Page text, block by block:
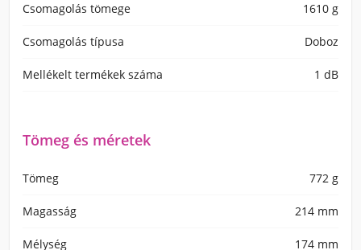
Csomagolás tömege 1610 g
Csomagolás típusa Doboz
Mellékelt termékek száma 1 dB
Tömeg és méretek
Tömeg 772 g
Magasság 214 mm
Mélység 174 mm